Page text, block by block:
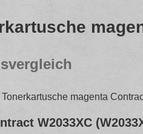
magenta
W2033XC